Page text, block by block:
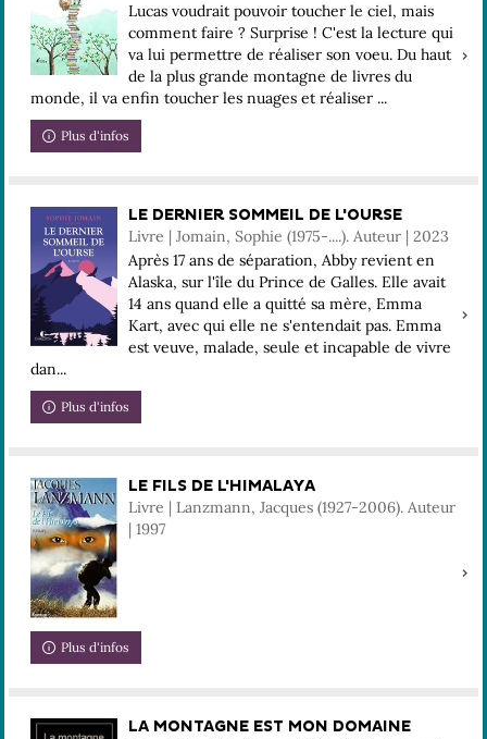
Lucas voudrait pouvoir toucher le ciel, mais
comment faire ? Surprise ! C'est la lecture qui
va lui permettre de réaliser son voeu. Du haut
de la plus grande montagne de livres du
monde, il va enfin toucher les nuages et réaliser ...
Plus d'infos
LE DERNIER SOMMEIL DE L'OURSE
Livre | Jomain, Sophie (1975-....). Auteur | 2023
Après 17 ans de séparation, Abby revient en
Alaska, sur l'île du Prince de Galles. Elle avait
14 ans quand elle a quitté sa mère, Emma
Kart, avec qui elle ne s'entendait pas. Emma
est veuve, malade, seule et incapable de vivre
dan...
Plus d'infos
LE FILS DE L'HIMALAYA
Livre | Lanzmann, Jacques (1927-2006). Auteur
| 1997
Plus d'infos
LA MONTAGNE EST MON DOMAINE